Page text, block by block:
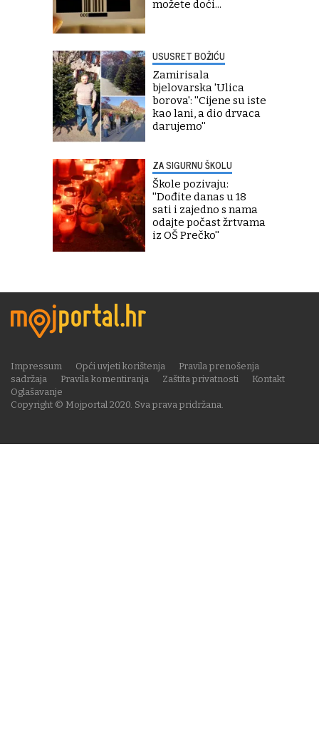
možete doći...
USUSRET BOŽIĆU
Zamirisala
bjelovarska 'Ulica
borova': ''Cijene su iste
kao lani, a dio drvaca
darujemo''
ZA SIGURNU ŠKOLU
Škole pozivaju:
''Dođite danas u 18
sati i zajedno s nama
odajte počast žrtvama
iz OŠ Prečko''
Copyright © Mojportal 2020. Sva prava pridržana.
Impressum Opći uvjeti korištenja
Pravila prenošenja
sadržaja
Pravila komentiranja Zaštita privatnosti
Kontakt
Oglašavanje